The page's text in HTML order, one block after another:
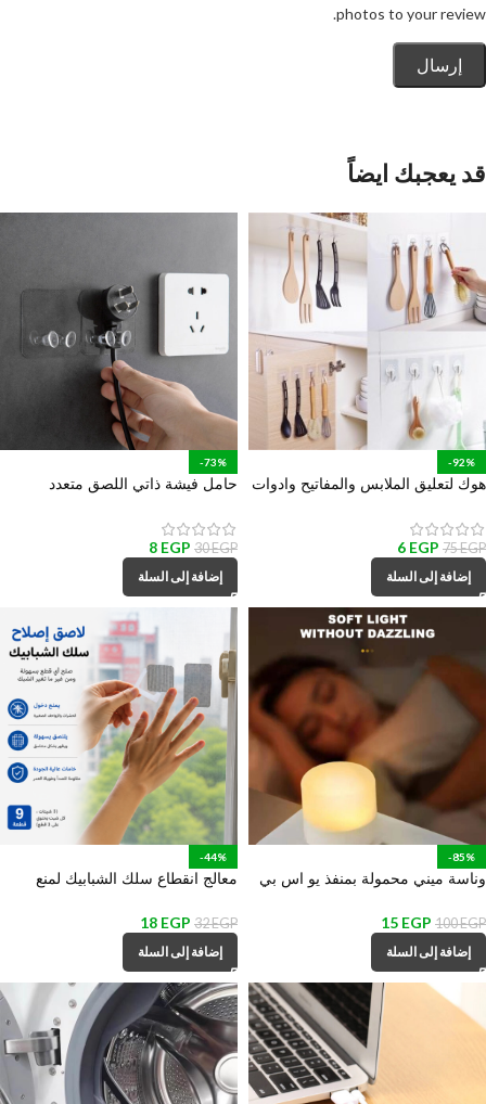
photos to your review.
قد يعجبك ايضاً
-92%
هوك لتعليق الملابس والمفاتيح وادوات
75EGP
6 EGP
إضافة إلى السلة
-73%
حامل فيشة ذاتي اللصق متعدد
والهواتف والكابلات
30EGP
8 EGP
إضافة إلى السلة
-85%
وناسة ميني محمولة بمنفذ يو اس بي
100EGP
15 EGP
إضافة إلى السلة
-44%
معالج انقطاع سلك الشبابيك لمنع
32EGP
18 EGP
إضافة إلى السلة